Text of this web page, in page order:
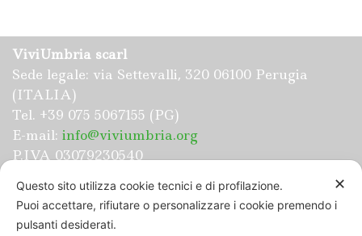
ViviUmbria scarl
Sede legale: via Settevalli, 320 06100 Perugia
(ITALIA)
Tel. +39 075 5067155 (PG)
E-mail: info@viviumbria.org
P.IVA 03079230540
✕
Questo sito utilizza cookie tecnici e di profilazione.
Puoi accettare, rifiutare o personalizzare i cookie premendo i
pulsanti desiderati.